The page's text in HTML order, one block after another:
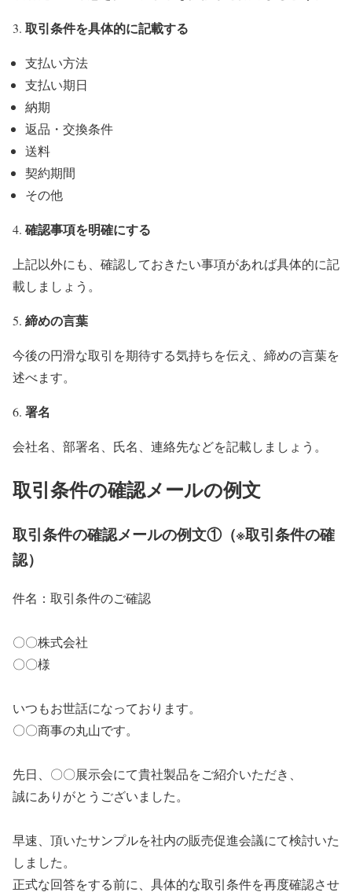
取引条件を具体的に記載する
支払い方法
支払い期日
納期
返品・交換条件
送料
契約期間
その他
確認事項を明確にする
上記以外にも、確認しておきたい事項があれば具体的に記
載しましょう。
締めの言葉
今後の円滑な取引を期待する気持ちを伝え、締めの言葉を
述べます。
署名
会社名、部署名、氏名、連絡先などを記載しましょう。
取引条件の確認メールの例文
取引条件の確認メールの例文①（※取引条件の確
認）
件名：取引条件のご確認
〇〇株式会社
〇〇様
いつもお世話になっております。
〇〇商事の丸山です。
先日、〇〇展示会にて貴社製品をご紹介いただき、
誠にありがとうございました。
早速、頂いたサンプルを社内の販売促進会議にて検討いた
しました。
正式な回答をする前に、具体的な取引条件を再度確認させ